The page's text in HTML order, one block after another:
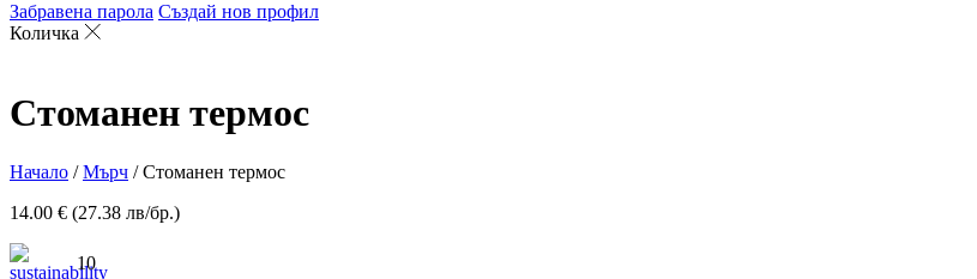
Забравена парола Създай нов профил
Количка
Стоманен термос
Начало /Мърч / Стоманен термос
14.00 € (27.38 лв/бр.)
10